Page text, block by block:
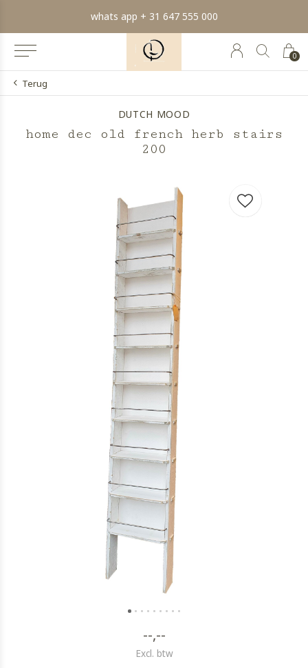
0
whats app + 31 647 555 000
Terug
DUTCH MOOD
home dec old french herb stairs
200
--,--
Excl. btw